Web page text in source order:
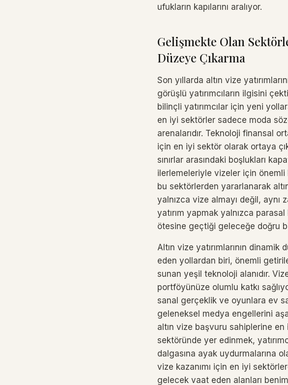
ufukların kapılarını aralıyor.
Gelişmekte Olan
Düzeye Çıkarma
Son yıllarda altın vize
görüşlü yatırımcıların ilgisini
bilinçli yatırımcılar için yeni
en iyi sektörler sadece moda
arenalarıdır. Teknoloji finansal
için en iyi sektör olarak ortaya
sınırlar arasındaki boşlukları
ilerlemeleriyle vizeler için önemli
bu sektörlerden yararlanarak
yalnızca vize almayı değil, aynı
yatırım yapmak yalnızca
ötesine geçtiği geleceğe doğru
Altın vize yatırımlarının
eden yollardan biri, önemli
sunan yeşil teknoloji alanıdır.
portföyünüze olumlu katkı
sanal gerçeklik ve oyunlara ev
geleneksel medya engellerini
altın vize başvuru sahiplerine
sektöründe yer edinmek,
dalgasına ayak uydurmalarına
vize kazanımı için en iyi
gelecek vaat eden alanları